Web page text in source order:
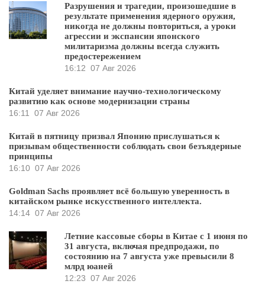
Разрушения и трагедии, произошедшие в
результате применения ядерного оружия,
никогда не должны повториться, а уроки
агрессии и экспансии японского
милитаризма должны всегда служить
предостережением
16:12 07 Авг 2026
Китай уделяет внимание научно-технологическому
развитию как основе модернизации страны
16:11
07 Авг 2026
Китай в пятницу призвал Японию прислушаться к
призывам общественности соблюдать свои безъядерные
принципы
16:10 07 Авг 2026
Goldman Sachs проявляет всё большую уверенность в
китайском рынке искусственного интеллекта.
14:14 07 Авг 2026
Летние кассовые сборы в Китае с 1 июня по
31 августа, включая предпродажи, по
состоянию на 7 августа уже превысили 8
млрд юаней
12:23 07 Авг 2026